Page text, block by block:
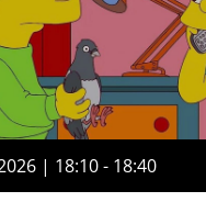
| 18:10 - 18:40